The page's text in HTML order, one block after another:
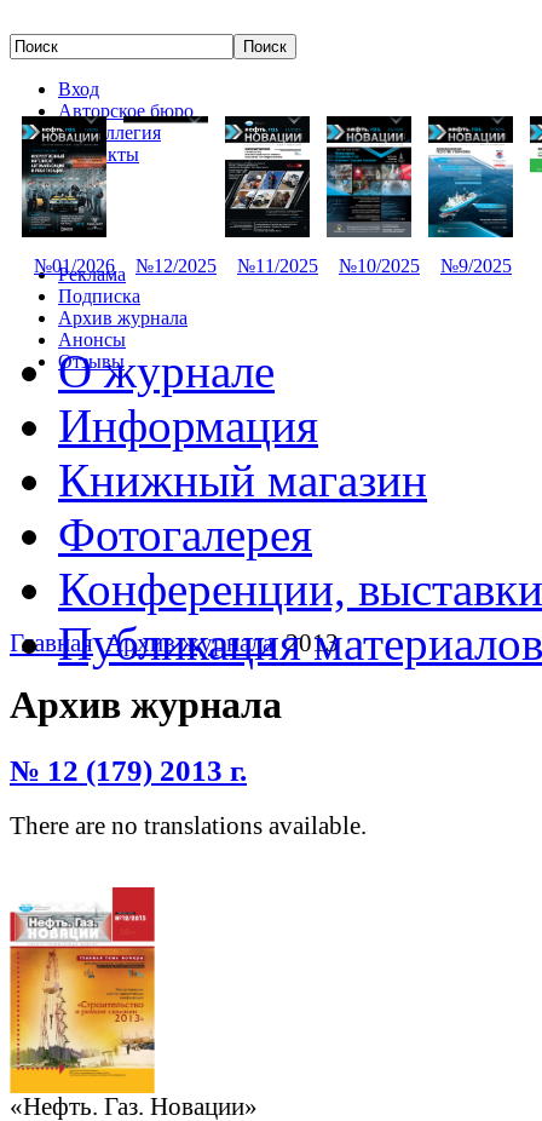
Вход
Авторское бюро
Редколлегия
Контакты
№01/2026 №12/2025 №11/2025 №10/2025 №9/2025
Реклама
Подписка
Архив журнала
Анонсы
Отзывы
О журнале
Информация
Книжный магазин
Фотогалерея
Конференции, выставки
Публикация материалов
Главная Архив журнала 2013
Архив журнала
№ 12 (179) 2013 г.
There are no translations available.
«Нефть. Газ. Новации»